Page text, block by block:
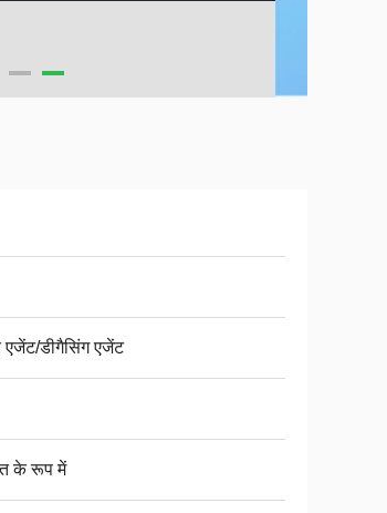
एजेंट/डीगैसिंग एजेंट
के रूप में